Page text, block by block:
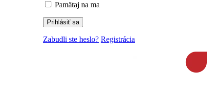
Pamätaj na ma
Zabudli ste heslo? Registrácia